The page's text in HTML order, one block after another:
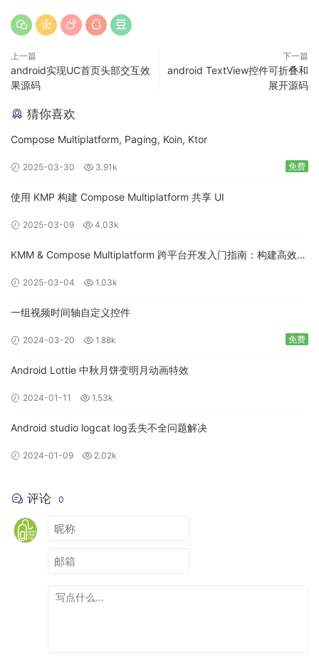
上一篇
android实现UC首页头部交互效
果源码
下一篇
android TextView控件可折叠和
展开源码
猜你喜欢
Compose Multiplatform, Paging, Koin, Ktor
2025-03-30 3.91k 免费
使用 KMP 构建 Compose Multiplatform 共享 UI
2025-03-09 4.03k
KMM & Compose Multiplatform 跨平台开发入门指南：构建高效的
2025-03-04 1.03k
一组视频时间轴自定义控件
2024-03-20 1.88k 免费
Android Lottie 中秋月饼变明月动画特效
2024-01-11 1.53k
Android studio logcat log丢失不全问题解决
2024-01-09 2.02k
评论 0